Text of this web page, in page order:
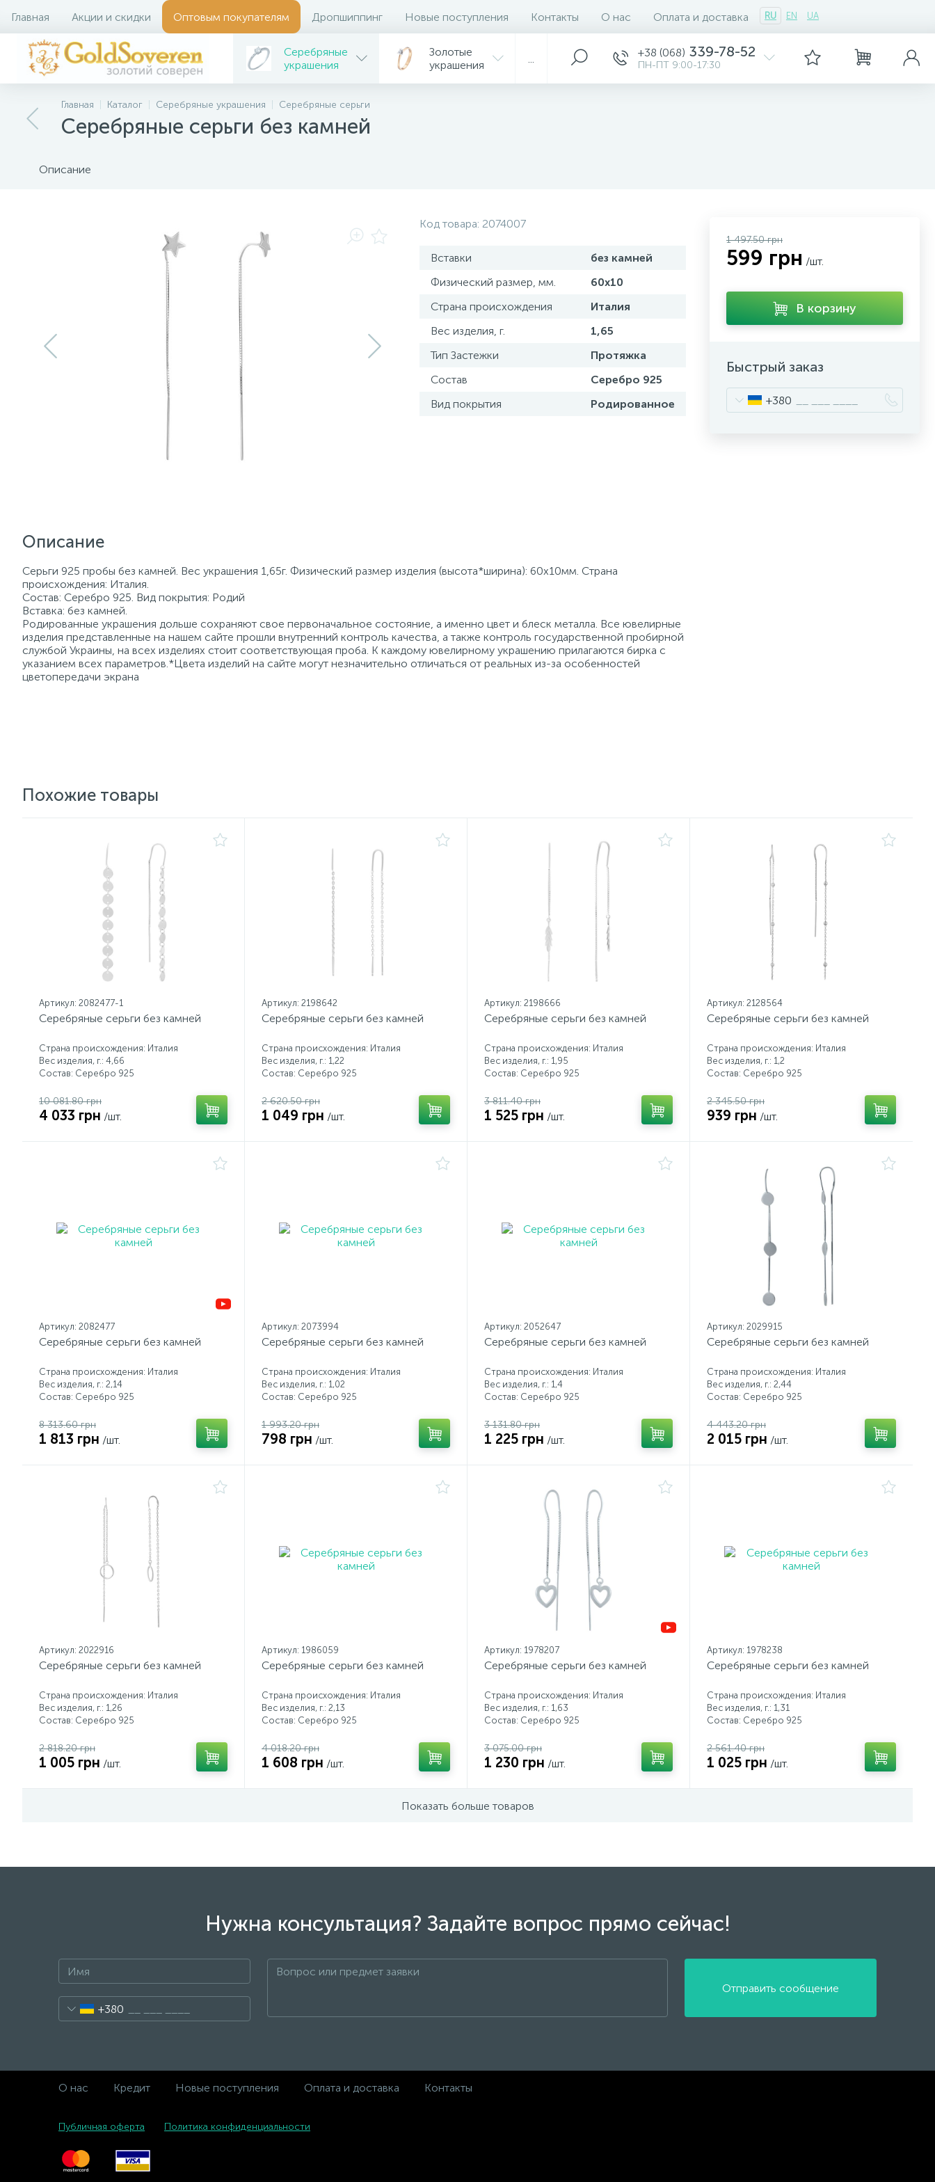
Главная Акции и скидки Оптовым покупателям Дропшиппинг Новые поступления Контакты О нас Оплата и доставка RU EN UA
Серебряные
украшения
Золотые
украшения
+38 (068) 339-78-52
ПН-ПТ 9:00-17:30
Главная Каталог Серебряные украшения Серебряные серьги
Серебряные серьги без камней
Описание
Код товара: 2074007
Вставки
без камней
Физический размер, мм.
60x10
Страна происхождения
Италия
Вес изделия, г.
1,65
Тип Застежки
Протяжка
Состав
Серебро 925
Вид покрытия
Родированное
Описание
Серьги 925 пробы без камней. Вес украшения 1,65г. Физический размер изделия (высота*ширина): 60x10мм. Страна
происхождения: Италия.
Состав: Серебро 925. Вид покрытия: Родий
Вставка: без камней.
Родированные украшения дольше сохраняют свое первоначальное состояние, а именно цвет и блеск металла. Все ювелирные
изделия представленные на нашем сайте прошли внутренний контроль качества, а также контроль государственной пробирной
службой Украины, на всех изделиях стоит соответствующая проба. К каждому ювелирному украшению прилагаются бирка с
указанием всех параметров.*Цвета изделий на сайте могут незначительно отличаться от реальных из-за особенностей
цветопередачи экрана
1 497.50 грн
599 грн /шт.
В корзину
Быстрый заказ
+380
Похожие товары
Артикул: 2082477-1
Серебряные серьги без камней
Страна происхождения: Италия
Вес изделия, г.: 4,66
Состав: Серебро 925
10 081.80 грн
4 033 грн /шт.
Артикул: 2198642
Серебряные серьги без камней
Страна происхождения: Италия
Вес изделия, г.: 1,22
Состав: Серебро 925
2 620.50 грн
1 049 грн /шт.
Артикул: 2198666
Серебряные серьги без камней
Страна происхождения: Италия
Вес изделия, г.: 1,95
Состав: Серебро 925
3 811.40 грн
1 525 грн /шт.
Артикул: 2128564
Серебряные серьги без камней
Страна происхождения: Италия
Вес изделия, г.: 1,2
Состав: Серебро 925
2 345.50 грн
939 грн /шт.
Артикул: 2082477
Серебряные серьги без камней
Страна происхождения: Италия
Вес изделия, г.: 2,14
Состав: Серебро 925
8 313.60 грн
1 813 грн /шт.
Артикул: 2073994
Серебряные серьги без камней
Страна происхождения: Италия
Вес изделия, г.: 1,02
Состав: Серебро 925
1 993.20 грн
798 грн /шт.
Артикул: 2052647
Серебряные серьги без камней
Страна происхождения: Италия
Вес изделия, г.: 1,4
Состав: Серебро 925
3 131.80 грн
1 225 грн /шт.
Артикул: 2029915
Серебряные серьги без камней
Страна происхождения: Италия
Вес изделия, г.: 2,44
Состав: Серебро 925
4 443.20 грн
2 015 грн /шт.
Артикул: 2022916
Серебряные серьги без камней
Страна происхождения: Италия
Вес изделия, г.: 1,26
Состав: Серебро 925
2 818.20 грн
1 005 грн /шт.
Артикул: 1986059
Серебряные серьги без камней
Страна происхождения: Италия
Вес изделия, г.: 2,13
Состав: Серебро 925
4 018.20 грн
1 608 грн /шт.
Артикул: 1978207
Серебряные серьги без камней
Страна происхождения: Италия
Вес изделия, г.: 1,63
Состав: Серебро 925
3 075.00 грн
1 230 грн /шт.
Артикул: 1978238
Серебряные серьги без камней
Страна происхождения: Италия
Вес изделия, г.: 1,31
Состав: Серебро 925
2 561.40 грн
1 025 грн /шт.
Показать больше товаров
Нужна консультация? Задайте вопрос прямо сейчас!
+380
Отправить сообщение
О нас Кредит Новые поступления Оплата и доставка Контакты
Публичная оферта Политика конфиденциальности